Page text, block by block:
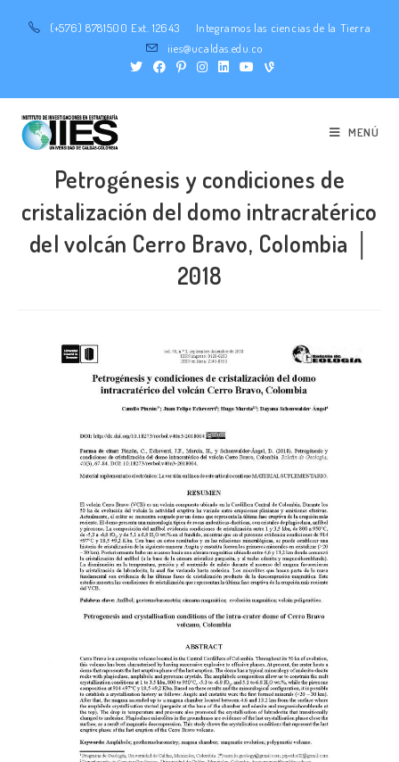
(+576) 8781500 Ext. 12643
Integramos las ciencias de la Tierra
iies@ucaldas.edu.co
MENÚ
Petrogénesis y condiciones de
cristalización del domo intracratérico
del volcán Cerro Bravo, Colombia │
2018